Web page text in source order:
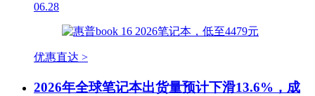
06.28
优惠直达 >
2026年全球笔记本出货量预计下滑13.6%，成